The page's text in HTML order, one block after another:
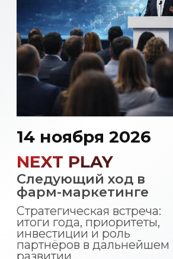
Читать
Генерация видео и рекламы
какие нейросети используют
бренды и агентства?